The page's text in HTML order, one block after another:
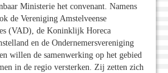
Ministerie het convenant. Namens
de Vereniging Amstelveense
(VAD), de Koninklijk Horeca
en de Ondernemersvereniging
willen de samenwerking op het gebied
in de regio versterken. Zij zetten zich